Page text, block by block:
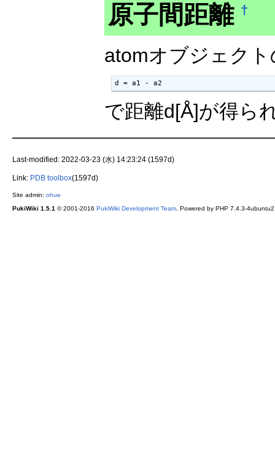
原子間距離 †
atomオブジェク
d = a1 - a2
で距離d[Å]が得ら
Last-modified: 2022-03-23 (水) 14:23:24 (1597d)
Link: PDB toolbox(1597d)
Site admin: ohue
PukiWiki 1.5.1 © 2001-2016 PukiWiki Development Team. Powered by PHP 7.4.3-